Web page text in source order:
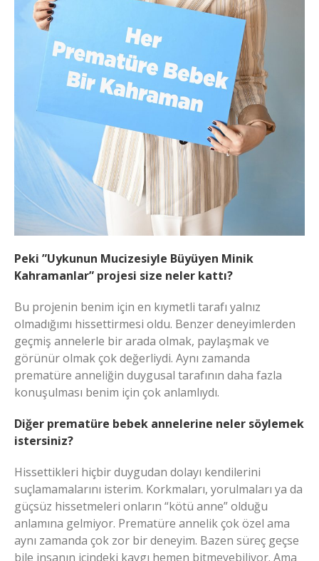
Peki ”Uykunun Mucizesiyle Büyüyen Minik
Kahramanlar” projesi size neler kattı?
Bu projenin benim için en kıymetli tarafı yalnız
olmadığımı hissettirmesi oldu. Benzer deneyimlerden
geçmiş annelerle bir arada olmak, paylaşmak ve
görünür olmak çok değerliydi. Aynı zamanda
prematüre anneliğin duygusal tarafının daha fazla
konuşulması benim için çok anlamlıydı.
Diğer prematüre bebek annelerine neler söylemek
istersiniz?
Hissettikleri hiçbir duygudan dolayı kendilerini
suçlamamalarını isterim. Korkmaları, yorulmaları ya da
güçsüz hissetmeleri onların “kötü anne” olduğu
anlamına gelmiyor. Prematüre annelik çok özel ama
aynı zamanda çok zor bir deneyim. Bazen süreç geçse
bile insanın içindeki kaygı hemen bitmeyebiliyor. Ama